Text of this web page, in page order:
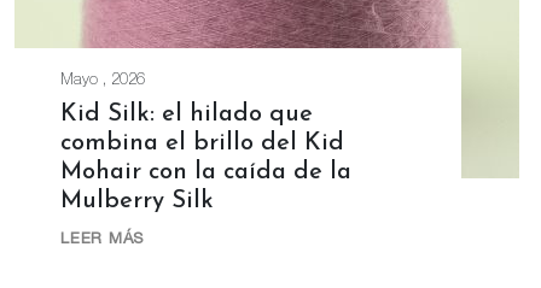
Mayo , 2026
Kid Silk: el hilado que
combina el brillo del Kid
Mohair con la caída de la
Mulberry Silk
LEER MÁS